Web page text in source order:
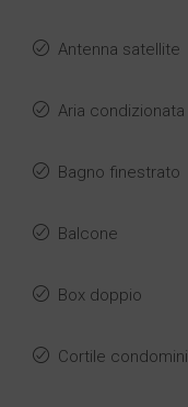
Antenna satellite
Aria condizionata
Bagno finestrato
Balcone
Box doppio
Cortile